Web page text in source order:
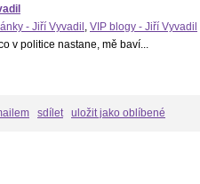
- Jiří Vyvadil , VIP blogy - Jiří Vyvadil
v politice nastane, mě baví...
sdílet uložit jako oblíbené